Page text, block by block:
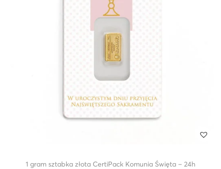
1 gram sztabka złota CertiPack Komunia Święta – 24h